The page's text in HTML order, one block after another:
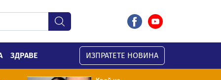
ЗДРАВЕ ИЗПРАТЕТЕ НОВИНА